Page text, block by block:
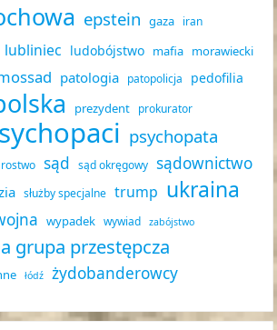
epstein gaza iran
lubliniec ludobójstwo mafia morawiecki
patologia patopolicja pedofilia
prezydent prokurator
psychopata
sąd sąd okręgowy sądownictwo
służby specjalne trump ukraina
wypadek wywiad zabójstwo
grupa przestępcza
łódź żydobanderowcy